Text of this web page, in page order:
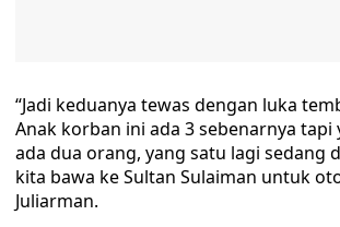
“Jadi keduanya tewas dengan luka
Anak korban ini ada 3 sebenarnya tapi
ada dua orang, yang satu lagi sedang
kita bawa ke Sultan Sulaiman untuk
Juliarman.